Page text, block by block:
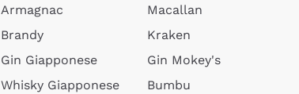
Armagnac
Brandy
Gin Giapponese
Whisky Giapponese
Macallan
Kraken
Gin Mokey's
Bumbu